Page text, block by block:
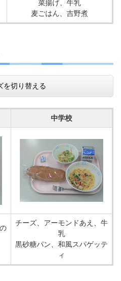
菜揚げ、牛乳
麦ごはん、吉野煮
を切り替える
中学校
チーズ、アーモンドあえ、牛
乳
黒砂糖パン、和風スパゲッテ
ィ